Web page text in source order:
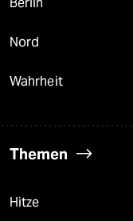
Nord
Wahrheit
Themen
Hitze